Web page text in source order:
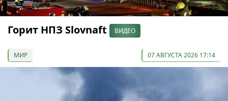
Горит НПЗ Slovnaft ВИДЕО
МИР 07 АВГУСТА 2026 17:14